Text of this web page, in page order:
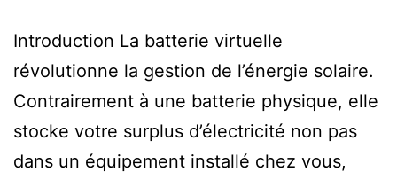
Introduction La batterie virtuelle
révolutionne la gestion de l’énergie solaire.
Contrairement à une batterie physique, elle
stocke votre surplus d’électricité non pas
dans un équipement installé chez vous,